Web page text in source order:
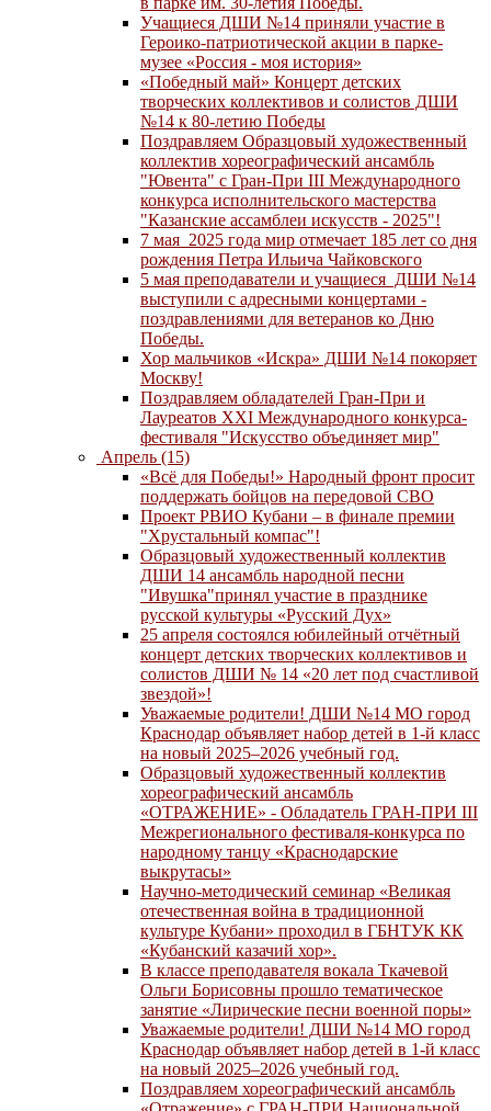
Учащиеся ДШИ №14 приняли участие в
Героико-патриотической акции в парке-
музее «Россия - моя история»
«Победный май» Концерт детских
творческих коллективов и солистов ДШИ
№14 к 80-летию Победы
Поздравляем Образцовый художественный
коллектив хореографический ансамбль
"Ювента" с Гран-При III Международного
конкурса исполнительского мастерства
"Казанские ассамблеи искусств - 2025"!
7 мая 2025 года мир отмечает 185 лет со дня
рождения Петра Ильича Чайковского
5 мая преподаватели и учащиеся ДШИ №14
выступили с адресными концертами -
поздравлениями для ветеранов ко Дню
Победы.
Хор мальчиков «Искра» ДШИ №14 покоряет
Москву!
Поздравляем обладателей Гран-При и
Лауреатов XXI Международного конкурса-
фестиваля "Искусство объединяет мир"
Апрель (15)
«Всё для Победы!» Народный фронт просит
поддержать бойцов на передовой СВО
Проект РВИО Кубани – в финале премии
"Хрустальный компас"!
Образцовый художественный коллектив
ДШИ 14 ансамбль народной песни
"Ивушка"принял участие в празднике
русской культуры «Русский Дух»
25 апреля состоялся юбилейный отчётный
концерт детских творческих коллективов и
солистов ДШИ № 14 «20 лет под счастливой
звездой»!
Уважаемые родители! ДШИ №14 МО город
Краснодар объявляет набор детей в 1-й класс
на новый 2025–2026 учебный год.
Образцовый художественный коллектив
хореографический ансамбль
«ОТРАЖЕНИЕ» - Обладатель ГРАН-ПРИ III
Межрегионального фестиваля-конкурса по
народному танцу «Краснодарские
выкрутасы»
Научно-методический семинар «Великая
отечественная война в традиционной
культуре Кубани» проходил в ГБНТУК КК
«Кубанский казачий хор».
В классе преподавателя вокала Ткачевой
Ольги Борисовны прошло тематическое
занятие «Лирические песни военной поры»
Уважаемые родители! ДШИ №14 МО город
Краснодар объявляет набор детей в 1-й класс
на новый 2025–2026 учебный год.
Поздравляем хореографический ансамбль